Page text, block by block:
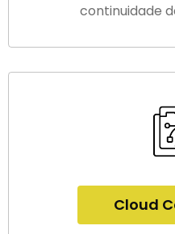
continuidade
Cloud